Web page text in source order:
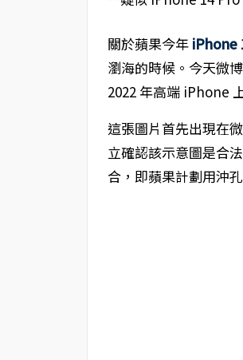
關於蘋果今年 iPhone
瀏海的時候。今天微
2022 年高端 iPhone
這張圖片首先出現在
立確認該示意圖是合
合，即蘋果計劃用沖